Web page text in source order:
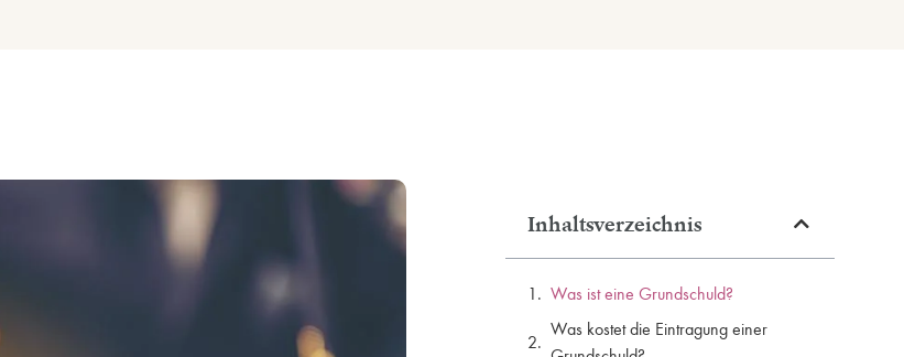
Inhaltsverzeichnis
Was ist eine Grundschuld?
Was kostet die Eintragung einer